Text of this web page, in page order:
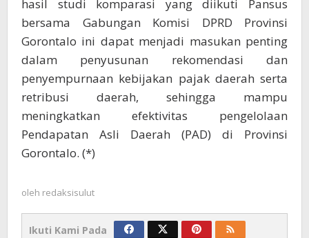
hasil studi komparasi yang diikuti Pansus
bersama Gabungan Komisi DPRD Provinsi
Gorontalo ini dapat menjadi masukan penting
dalam penyusunan rekomendasi dan
penyempurnaan kebijakan pajak daerah serta
retribusi daerah, sehingga mampu
meningkatkan efektivitas pengelolaan
Pendapatan Asli Daerah (PAD) di Provinsi
Gorontalo. (*)
oleh redaksisulut
Ikuti Kami Pada